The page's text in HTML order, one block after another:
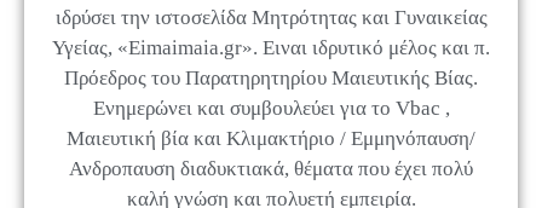
ιδρύσει την ιστοσελίδα Μητρότητας και Γυναικείας
Υγείας, «Εimaimaia.gr». Ειναι ιδρυτικό μέλος και π.
Πρόεδρος του Παρατηρητηρίου Μαιευτικής Βίας.
Ενημερώνει και συμβουλεύει για το Vbac ,
Μαιευτική βία και Κλιμακτήριο / Εμμηνόπαυση/
Ανδροπαυση διαδυκτιακά, θέματα που έχει πολύ
καλή γνώση και πολυετή εμπειρία.